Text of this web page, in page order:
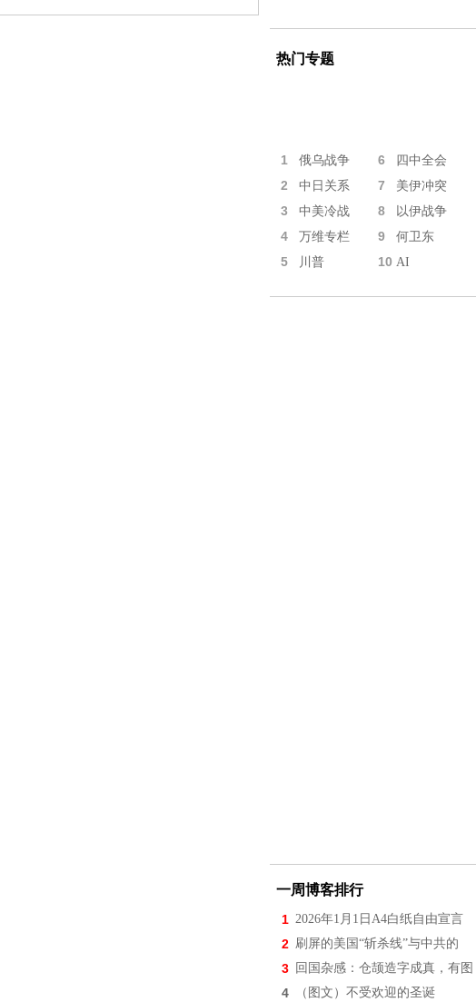
热门专题
1 俄乌战争 6 四中全会
2 中日关系 7 美伊冲突
3 中美冷战 8 以伊战争
4 万维专栏 9 何卫东
5 川普 10 AI
一周博客排行
1 2026年1月1日A4白纸自由宣言
2 刷屏的美国“斩杀线”与中共的
3 回国杂感：仓颉造字成真，有图
4 （图文）不受欢迎的圣诞